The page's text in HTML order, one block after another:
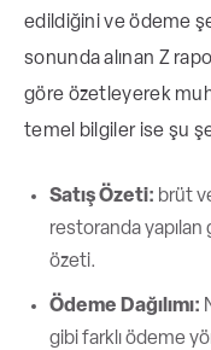
edildiğini ve ödeme
sonunda alınan Z
göre özetleyerek
temel bilgiler ise şu
Satış Özeti: brüt
restoranda yapılan
özeti.
Ödeme Dağılımı:
gibi farklı ödeme